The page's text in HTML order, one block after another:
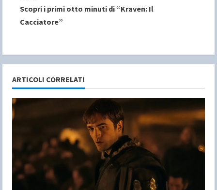
t
n
u
e
a
d
Scopri i primi otto minuti di “Kraven: Il
Cacciatore”
ARTICOLI CORRELATI